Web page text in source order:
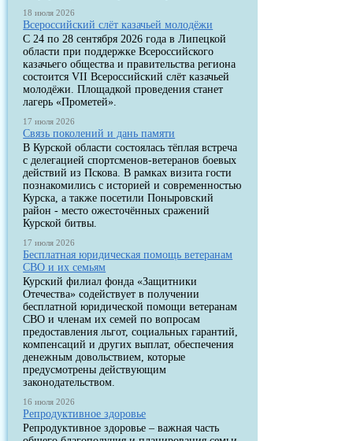
18 июля 2026
Всероссийский слёт казачьей молодёжи
С 24 по 28 сентября 2026 года в Липецкой
области при поддержке Всероссийского
казачьего общества и правительства региона
состоится VII Всероссийский слёт казачьей
молодёжи. Площадкой проведения станет
лагерь «Прометей».
17 июля 2026
Связь поколений и дань памяти
В Курской области состоялась тёплая встреча
с делегацией спортсменов-ветеранов боевых
действий из Пскова. В рамках визита гости
познакомились с историей и современностью
Курска, а также посетили Поныровский
район - место ожесточённых сражений
Курской битвы.
17 июля 2026
Бесплатная юридическая помощь ветеранам
СВО и их семьям
Курский филиал фонда «Защитники
Отечества» содействует в получении
бесплатной юридической помощи ветеранам
СВО и членам их семей по вопросам
предоставления льгот, социальных гарантий,
компенсаций и других выплат, обеспечения
денежным довольствием, которые
предусмотрены действующим
законодательством.
16 июля 2026
Репродуктивное здоровье
Репродуктивное здоровье – важная часть